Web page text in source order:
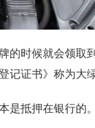
的时候就会领取
记证书》称为大绿
是抵押在银行的。